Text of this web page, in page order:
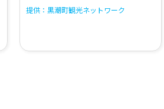
提供：黒潮町観光ネットワーク